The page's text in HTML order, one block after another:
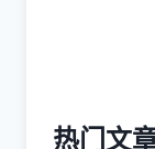
热门文